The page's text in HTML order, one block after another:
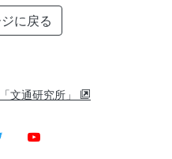
に戻る
文通研究所」